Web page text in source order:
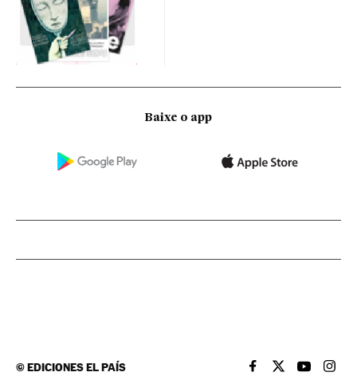
Baixe o app
©EDICIONES EL PAÍS EL PAÍS BRASIL EN
EL PAÍSEL PAÍS
EL